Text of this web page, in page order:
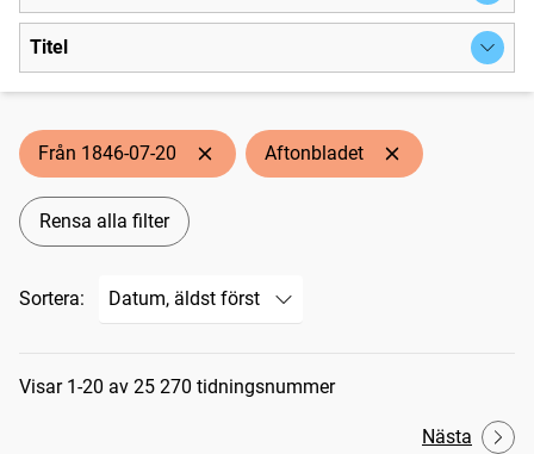
Titel
Från 1846-07-20 Aftonbladet
Rensa alla filter
Sortera:
Sökresultat
Visar 1-20 av 25 270 tidningsnummer
Nästa